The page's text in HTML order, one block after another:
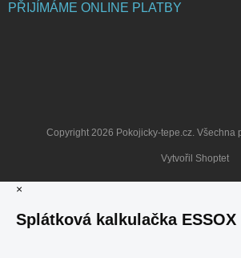
PŘIJÍMÁME ONLINE PLATBY
Vytvořil Shoptet
Copyright 2026 Pokojicky-tepe.cz. Všechna
×
Splátková kalkulačka ESSOX